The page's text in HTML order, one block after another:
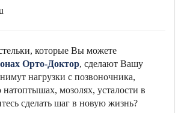
которые Вы можете
Орто-Доктор, сделают Вашу
нагрузки с позвоночника,
натоптышах, мозолях, усталости в
сделать шаг в новую жизнь?